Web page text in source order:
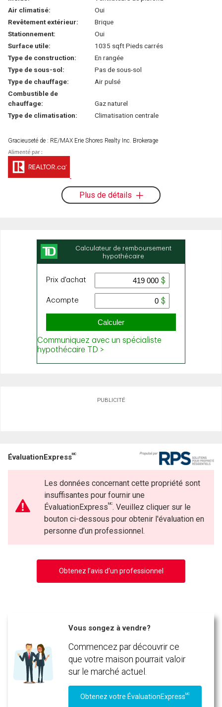
Air climatisé:
Oui
Revêtement extérieur:
Brique
Stationnement:
Oui
Surface utile:
1035 sqft Pieds carrés
Type de construction:
En rangée
Type de sous-sol:
Pas de sous-sol
Type de chauffage:
Air pulsé
Combustible de
chauffage:
Gaz naturel
Type de climatisation:
Climatisation centrale
Gracieuseté de : RE/MAX Erie Shores Realty Inc. Brokerage
Plus de détails
PUBLICITÉ
ÉvaluationExpressMC
Les données concernant cette propriété sont
insuffisantes pour fournir une
ÉvaluationExpressMC. Veuillez cliquer sur le
bouton ci-dessous pour obtenir l'évaluation en
personne d’un professionnel.
Obtenez l’avis d’un professionnel
Vous songez à vendre?
Commencez par découvrir ce
que votre maison pourrait valoir
sur le marché actuel.
Obtenez votre ÉvaluationExpressMC